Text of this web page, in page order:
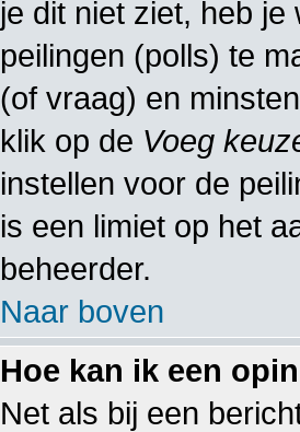
je dit niet ziet, heb
peilingen (polls) te
(of vraag) en
klik op de Voeg
instellen voor de
is een limiet op het
beheerder.
Naar boven
Hoe kan ik een
Net als bij een